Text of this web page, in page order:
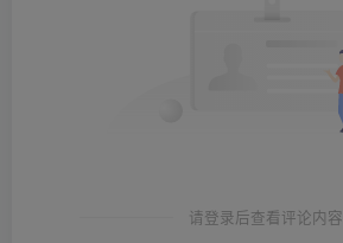
请登录后查看评论内容